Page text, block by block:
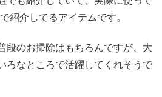
紹介してるアイテムです。
段のお掃除はもちろんですが、大
ろなところで活躍してくれそうで